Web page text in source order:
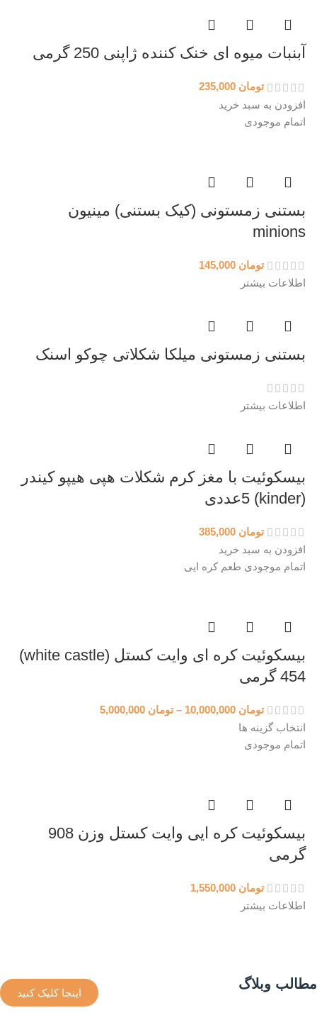
آبنبات میوه ای خنک کننده ژاپنی 250 گرمی
تومان
افزودن به سبد خرید
اتمام موجودی
بستنی زمستونی (کیک بستنی) مینیون
minions
تومان
اطلاعات بیشتر
بستنی زمستونی میلکا شکلاتی چوکو اسنک
اطلاعات بیشتر
بیسکوئیت با مغز کرم شکلات هپی هیپو کیندر
(kinder) 5عددی
تومان
افزودن به سبد خرید
اتمام موجودی طعم کره ایی
بیسکوئیت کره ای وایت کستل (white castle)
454 گرمی
تومان – تومان
انتخاب گزینه ها
اتمام موجودی
بیسکوئیت کره ایی وایت کستل وزن 908
گرمی
تومان
اطلاعات بیشتر
مطالب وبلاگ
اینجا کلیک کنید